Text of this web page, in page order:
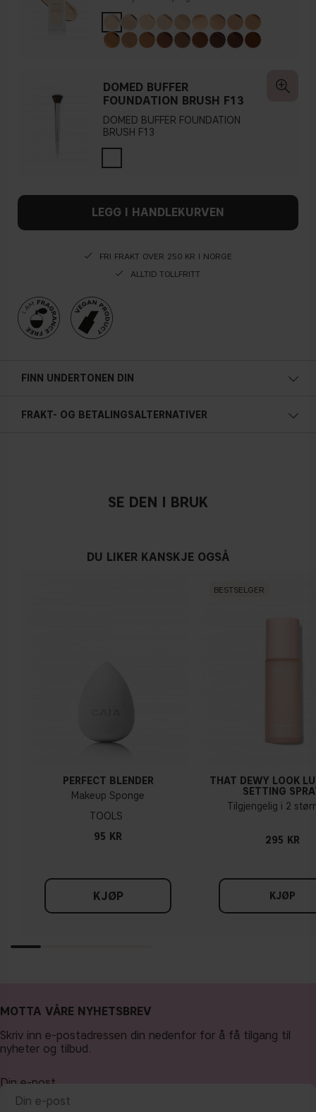
DOMED BUFFER
FOUNDATION BRUSH F13
DOMED BUFFER FOUNDATION
BRUSH F13
LEGG I HANDLEKURVEN
FRI FRAKT OVER 250 KR I NORGE
ALLTID TOLLFRITT
FINN UNDERTONEN DIN
Blå, rosa eller rødlig hud
Nøytral
FRAKT- OG BETALINGSALTERNATIVER
SE DEN I BRUK
DU LIKER KANSKJE OGSÅ
PERFECT BLENDER
Makeup Sponge
TOOLS
95 KR
KJØP
BESTSELGER
THAT DEWY LOOK
SETTING
Tilgjengelig i 2
295 KR
KJØP
MOTTA VÅRE NYHETSBREV
Skriv inn e-postadressen din nedenfor for å få tilgang til
nyheter og tilbud.
Din e-post